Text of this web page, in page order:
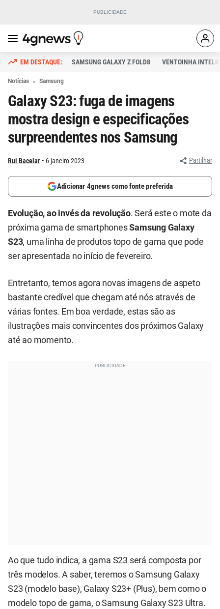
SAMSUNG GALAXY Z FOLD8 VENTOINHA
Notícias Samsung
Galaxy S23: fuga de imagens
mostra design e especificações
surpreendentes nos Samsung
Rui Bacelar 6 janeiro 2023 Partilhar
Adicionar 4gnews como fonte preferida
Evolução, ao invés da revolução. Será este o mote da
próxima gama de smartphonesSamsung Galaxy
S23, uma linha de produtos topo de gama que pode
ser apresentada no início de fevereiro.
Entretanto, temos agora novas imagens de aspeto
bastante credível que chegam até nós através de
várias fontes. Em boa verdade, estas são as
ilustrações mais convincentes dos próximos Galaxy
até ao momento.
Ao que tudo indica, a gama S23 será composta por
três modelos. A saber, teremos o Samsung Galaxy
S23 (modelo base), Galaxy S23+ (Plus), bem como o
modelo topo de gama, o Samsung Galaxy S23 Ultra.